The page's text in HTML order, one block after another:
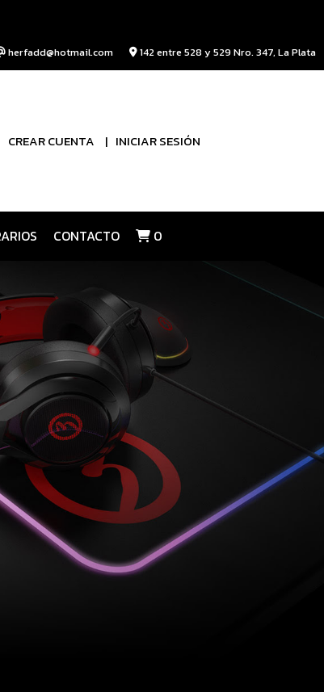
herfadd@hotmail.com 142 entre 528 y 529 Nro. 347, La Plata
CREAR CUENTA INICIAR SESIÓN
CONTACTO 0